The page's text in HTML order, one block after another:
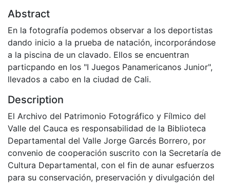
Abstract
En la fotografía podemos observar a los deportistas
dando inicio a la prueba de natación, incorporándose
a la piscina de un clavado. Ellos se encuentran
particpando en los "I Juegos Panamericanos Junior",
llevados a cabo en la ciudad de Cali.
Description
El Archivo del Patrimonio Fotográfico y Fílmico del
Valle del Cauca es responsabilidad de la Biblioteca
Departamental del Valle Jorge Garcés Borrero, por
convenio de cooperación suscrito con la Secretaría de
Cultura Departamental, con el fin de aunar esfuerzos
para su conservación, preservación y divulgación del